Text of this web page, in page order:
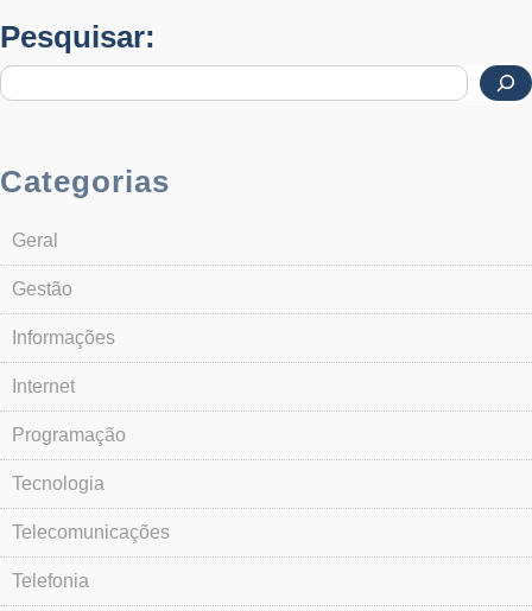
Pesquisar:
Categorias
Geral
Gestão
Informações
Internet
Programação
Tecnologia
Telecomunicações
Telefonia